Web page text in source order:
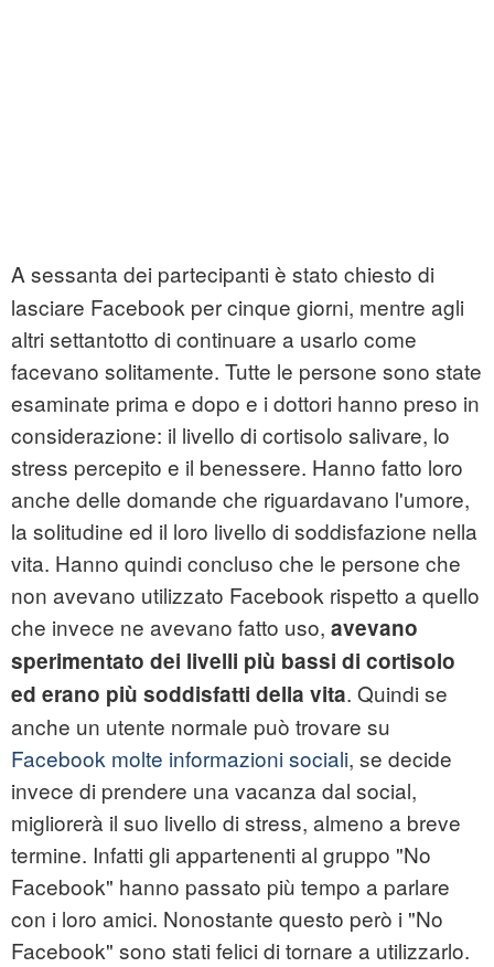
A sessanta dei partecipanti è stato chiesto di
lasciare Facebook per cinque giorni, mentre agli
altri settantotto di continuare a usarlo come
facevano solitamente. Tutte le persone sono state
esaminate prima e dopo e i dottori hanno preso in
considerazione: il livello di cortisolo salivare, lo
stress percepito e il benessere. Hanno fatto loro
anche delle domande che riguardavano l'umore,
la solitudine ed il loro livello di soddisfazione nella
vita. Hanno quindi concluso che le persone che
non avevano utilizzato Facebook rispetto a quello
che invece ne avevano fatto uso, avevano
sperimentato dei livelli più bassi di cortisolo
ed erano più soddisfatti della vita. Quindi se
anche un utente normale può trovare su
Facebook molte informazioni sociali, se decide
invece di prendere una vacanza dal social,
migliorerà il suo livello di stress, almeno a breve
termine. Infatti gli appartenenti al gruppo "No
Facebook" hanno passato più tempo a parlare
con i loro amici. Nonostante questo però i "No
Facebook" sono stati felici di tornare a utilizzarlo.